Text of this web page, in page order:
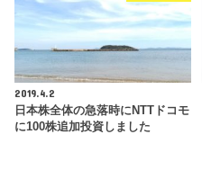
2019.4.2
日本株全体の急落時にNTTドコモ
に100株追加投資しました